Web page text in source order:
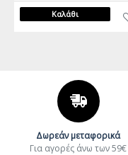
Καλάθι
Δωρεάν μεταφορικά
Για αγορές άνω των 59€